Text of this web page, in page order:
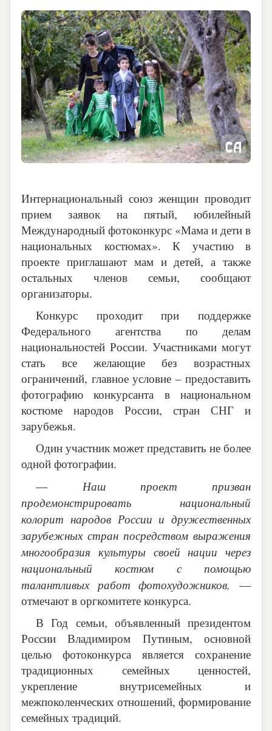
Интернациональный союз женщин проводит
прием заявок на пятый, юбилейный
Международный фотоконкурс «Мама и дети в
национальных костюмах». К участию в
проекте приглашают мам и детей, а также
остальных членов семьи, сообщают
организаторы.
Конкурс проходит при поддержке
Федерального агентства по делам
национальностей России. Участниками могут
стать все желающие без возрастных
ограничений, главное условие – предоставить
фотографию конкурсанта в национальном
костюме народов России, стран СНГ и
зарубежья.
Один участник может представить не более
одной фотографии.
—
Наш проект призван
продемонстрировать национальный
колорит народов России и дружественных
зарубежных стран посредством выражения
многообразия культуры своей нации через
национальный костюм с помощью
талантливых работ фотохудожников,
—
отмечают в оргкомитете конкурса.
В Год семьи, объявленный президентом
России Владимиром Путиным, основной
целью фотоконкурса является сохранение
традиционных семейных ценностей,
укрепление внутрисемейных и
межпоколенческих отношений, формирование
семейных традиций.